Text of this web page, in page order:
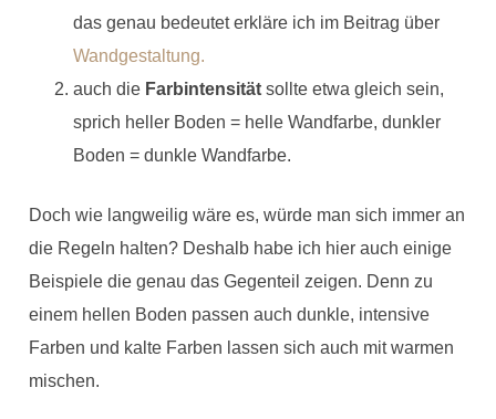
das genau bedeutet erkläre ich im Beitrag über
Wandgestaltung.
auch die Farbintensität sollte etwa gleich sein,
sprich heller Boden = helle Wandfarbe, dunkler
Boden = dunkle Wandfarbe.
Doch wie langweilig wäre es, würde man sich immer an
die Regeln halten? Deshalb habe ich hier auch einige
Beispiele die genau das Gegenteil zeigen. Denn zu
einem hellen Boden passen auch dunkle, intensive
Farben und kalte Farben lassen sich auch mit warmen
mischen.